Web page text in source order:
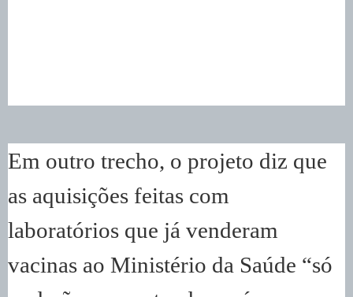
Em outro trecho, o projeto diz que
as aquisições feitas com
laboratórios que já venderam
vacinas ao Ministério da Saúde “só